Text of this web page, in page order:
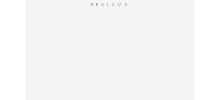
REKLAMA